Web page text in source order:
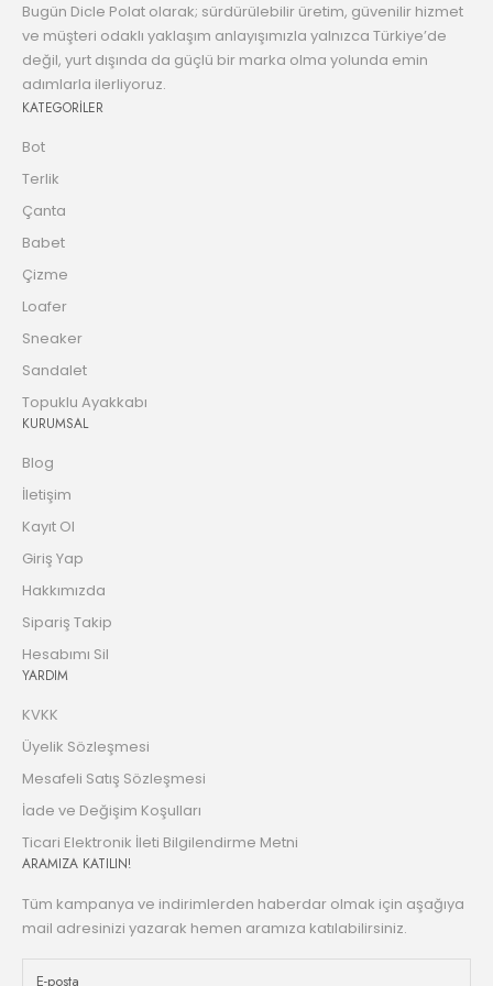
Bugün Dicle Polat olarak; sürdürülebilir üretim, güvenilir hizmet
ve müşteri odaklı yaklaşım anlayışımızla yalnızca Türkiye’de
değil, yurt dışında da güçlü bir marka olma yolunda emin
adımlarla ilerliyoruz.
KATEGORİLER
Bot
Terlik
Çanta
Babet
Çizme
Loafer
Sneaker
Sandalet
Topuklu Ayakkabı
KURUMSAL
Blog
İletişim
Kayıt Ol
Giriş Yap
Hakkımızda
Sipariş Takip
Hesabımı Sil
YARDIM
KVKK
Üyelik Sözleşmesi
Mesafeli Satış Sözleşmesi
İade ve Değişim Koşulları
Ticari Elektronik İleti Bilgilendirme Metni
ARAMIZA KATILIN!
Tüm kampanya ve indirimlerden haberdar olmak için aşağıya
mail adresinizi yazarak hemen aramıza katılabilirsiniz.